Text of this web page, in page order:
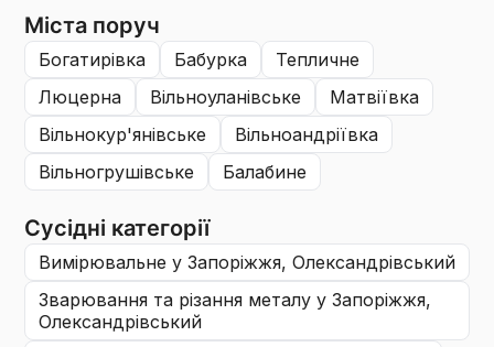
Міста поруч
богатирівка бабурка
тепличне
люцерна
вільноуланівське
матвіївка
вільнокур'янівське
вільноандріївка
вільногрушівське
балабине
Сусідні категорії
вимірювальне у Запоріжжя, Олександрiвський
зварювання та різання металу у Запоріжжя,
Олександрiвський